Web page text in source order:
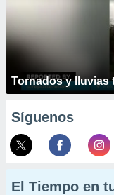
Tornados y lluvias
Síguenos
El Tiempo en